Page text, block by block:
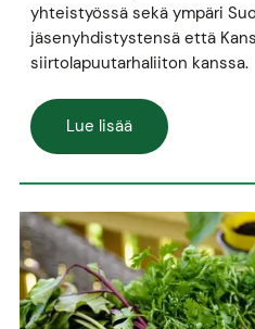
yhteistyössä sekä ympäri
jäsenyhdistystensä että
siirtolapuutarhaliiton kanssa.
Lue lisää